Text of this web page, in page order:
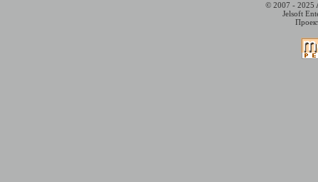
© 2007 - 2025
Jelsoft